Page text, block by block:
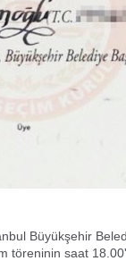
Büyükşehir
töreninin saat